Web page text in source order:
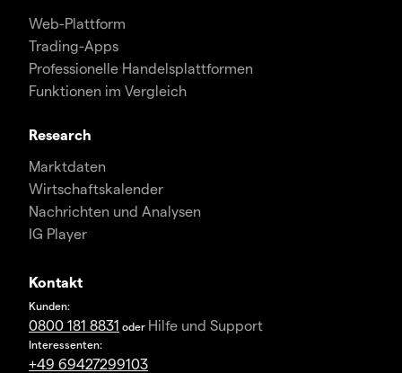
Web-Plattform
Trading-Apps
Professionelle Handelsplattformen
Funktionen im Vergleich
Research
Marktdaten
Wirtschaftskalender
Nachrichten und Analysen
IG Player
Kontakt
Kunden:
0800 181 8831 oder Hilfe und Support
Interessenten:
+49 69427299103